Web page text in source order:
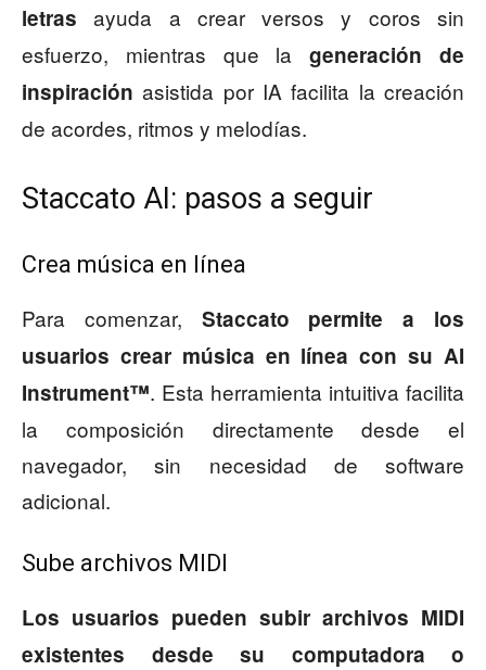
letras ayuda a crear versos y coros sin
esfuerzo, mientras que lageneración de
inspiración asistida por IA facilita la creación
de acordes, ritmos y melodías.
Staccato AI: pasos a seguir
Crea música en línea
Para comenzar, Staccato permite a los
usuarios crear música en línea con su AI
Instrument™. Esta herramienta intuitiva facilita
la composición directamente desde el
navegador, sin necesidad de software
adicional.
Sube archivos MIDI
Los usuarios pueden subir archivos MIDI
existentes desde su computadora o